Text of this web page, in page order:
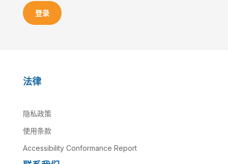
登录
法律
隐私政策
使用条款
Accessibility Conformance Report